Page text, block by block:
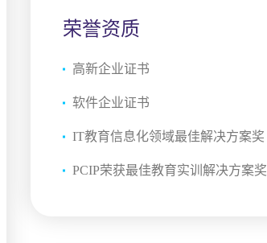
荣誉资质
高新企业证书
软件企业证书
IT教育信息化领域最佳解决方案奖
PCIP荣获最佳教育实训解决方案奖